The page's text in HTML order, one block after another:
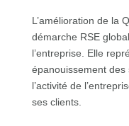
L’amélioration de la
démarche RSE
l’entreprise. Elle
épanouissement
l’activité de
ses clients.